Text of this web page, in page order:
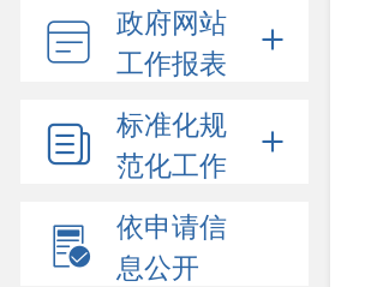
政府网站
工作报表
标准化规
范化工作
依申请信
息公开